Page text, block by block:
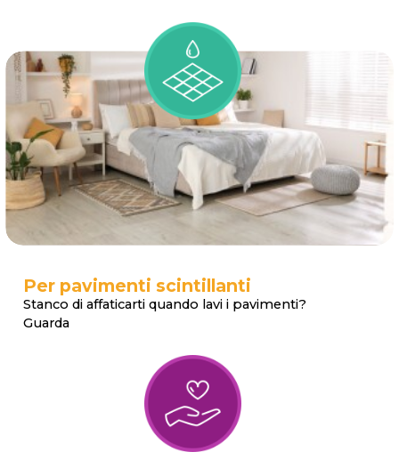
Per pavimenti scintillanti
Stanco di affaticarti quando lavi i pavimenti?
Guarda